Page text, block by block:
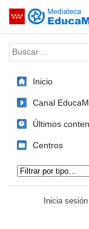
Saltar navegación
Palabra o frase:
Inicio
Canal
Últimos
Centros
Inicia